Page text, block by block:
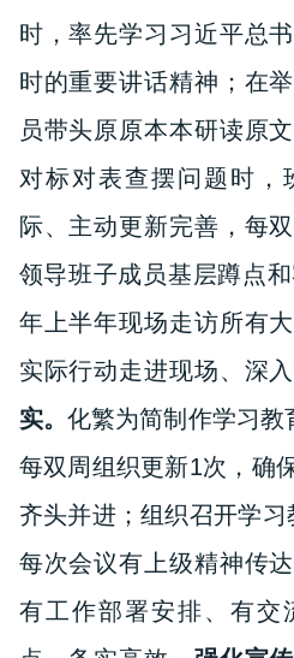
时，率先学习习近平总
时的重要讲话精神；在
员带头原原本本研读原
对标对表查摆问题时，
际、主动更新完善，每
领导班子成员基层蹲点
年 上半年现场走访所有
实际行动走进现场、深入
实。 化繁为简制作学习教
每双周组织更新1次，确
齐头并进； 组织召开学习
每次会议有上级精神传
有工作部署安排、有交